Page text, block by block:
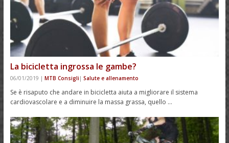
La bicicletta ingrossa le gambe?
06/01/2019 | MTB Consigli | Salute e allenamento
Se è risaputo che andare in bicicletta aiuta a migliorare il sistema
cardiovascolare e a diminuire la massa grassa, quello …